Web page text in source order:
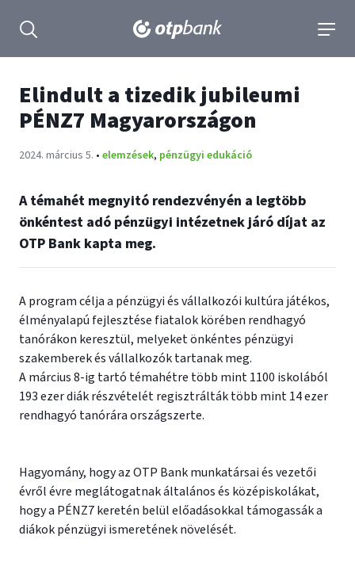
Keresés kinyitása
Elindult a tizedik jubileumi
PÉNZ7 Magyarországon
Publikálva:
2024. március 5. • elemzések, pénzügyi edukáció
A témahét megnyitó rendezvényén a legtöbb
önkéntest adó pénzügyi intézetnek járó díjat az
OTP Bank kapta meg.
A program célja a pénzügyi és vállalkozói kultúra játékos,
élményalapú fejlesztése fiatalok körében rendhagyó
tanórákon keresztül, melyeket önkéntes pénzügyi
szakemberek és vállalkozók tartanak meg.
A március 8-ig tartó témahétre több mint 1100 iskolából
193 ezer diák részvételét regisztrálták több mint 14 ezer
rendhagyó tanórára országszerte.
Hagyomány, hogy az OTP Bank munkatársai és vezetői
évről évre meglátogatnak általános és középiskolákat,
hogy a PÉNZ7 keretén belül előadásokkal támogassák a
diákok pénzügyi ismeretének növelését.